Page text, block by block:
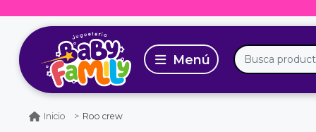
Inicio Roo crew